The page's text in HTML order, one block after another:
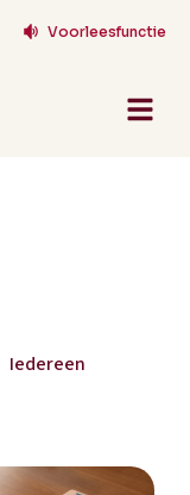
Voorleesfunctie
Iedereen